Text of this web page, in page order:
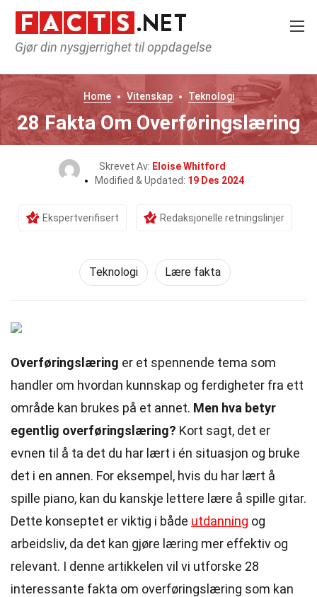
Gjør din nysgjerrighet til oppdagelse
Home Vitenskap Teknologi
28 Fakta Om Overføringslæring
Skrevet Av: Eloise Whitford
Modified & Updated: 19 Des 2024
Ekspertverifisert Redaksjonelle retningslinjer
Teknologi Lære fakta
Overføringslæring er et spennende tema som
handler om hvordan kunnskap og ferdigheter fra ett
område kan brukes på et annet. Men hva betyr
egentlig overføringslæring? Kort sagt, det er
evnen til å ta det du har lært i én situasjon og bruke
det i en annen. For eksempel, hvis du har lært å
spille piano, kan du kanskje lettere lære å spille gitar.
Dette konseptet er viktig i både utdanning og
arbeidsliv, da det kan gjøre læring mer effektiv og
relevant. I denne artikkelen vil vi utforske 28
interessante fakta om overføringslæring som kan